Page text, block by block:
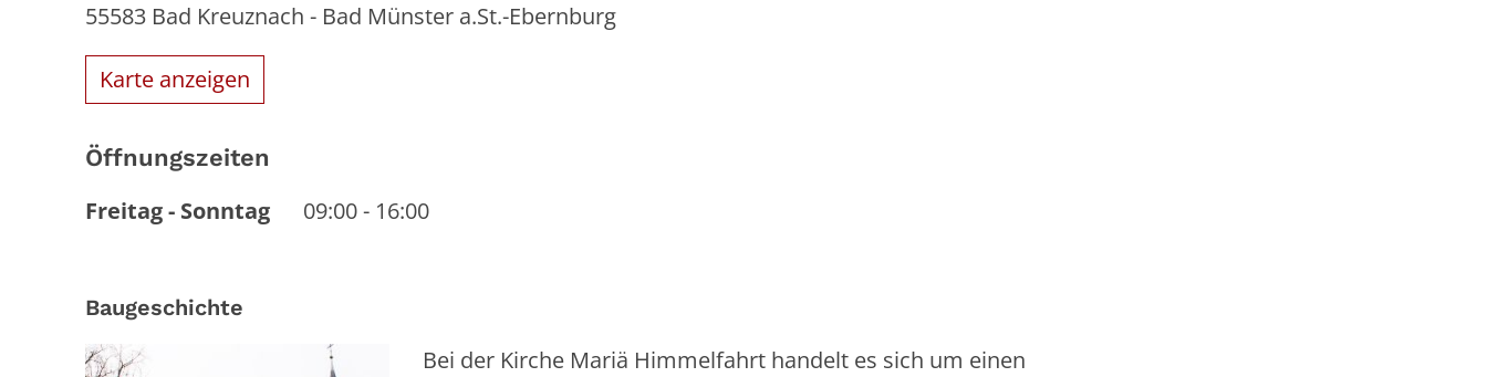
55583 Bad Kreuznach - Bad Münster a.St.-Ebernburg
Karte anzeigen
Öffnungszeiten
Freitag- Sonntag 09:00- 16:00
Baugeschichte
Bei der Kirche Mariä Himmelfahrt handelt es sich um einen